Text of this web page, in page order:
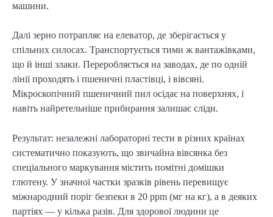
машини.
Далі зерно потрапляє на елеватор, де зберігається у
спільних силосах. Транспортується тими ж вантажівками,
що й інші злаки. Переробляється на заводах, де по одній
лінії проходять і пшеничні пластівці, і вівсяні.
Мікроскопічний пшеничний пил осідає на поверхнях, і
навіть найретельніше прибирання залишає сліди.
Результат: незалежні лабораторні тести в різних країнах
систематично показують, що звичайна вівсянка без
спеціального маркування містить помітні домішки
глютену. У значної частки зразків рівень перевищує
міжнародний поріг безпеки в 20 ppm (мг на кг), а в деяких
партіях — у кілька разів. Для здорової людини це